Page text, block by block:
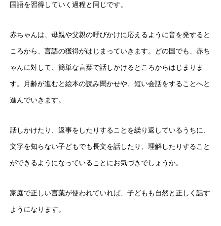
国語を習得していく過程と同じです。
赤ちゃんは、母親や父親の呼びかけに応えるように音を発すると
ころから、言語の獲得がはじまっていきます。どの国でも、赤ち
ゃんに対して、簡単な言葉で話しかけるところからはじまりま
す。月齢が進むと絵本の読み聞かせや、短い会話をすることへと
進んでいきます。
話しかけたり、返事をしたりすることを繰り返しているうちに、
文字を知らない子どもでも長文を話したり、理解したりすること
ができるようになっていることにお気づきでしょうか。
家庭で正しい言葉が使われていれば、子どもも自然と正しく話す
ようになります。